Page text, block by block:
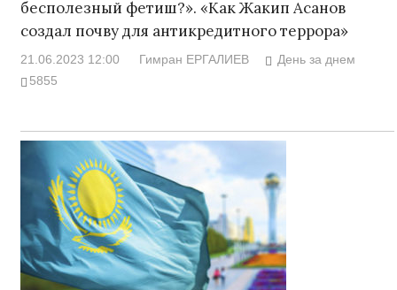
бесполезный фетиш?». «Как Жакип Асанов
создал почву для антикредитного террора»
21.06.2023 12:00 Гимран ЕРГАЛИЕВ
День за днем
5855